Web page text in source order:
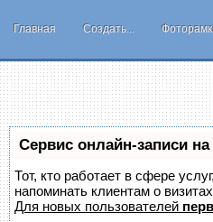
Главная Создать...
Сервис онлайн-записи
Тот, кто работает в сфере
напоминать клиентам о
Для новых пользователей